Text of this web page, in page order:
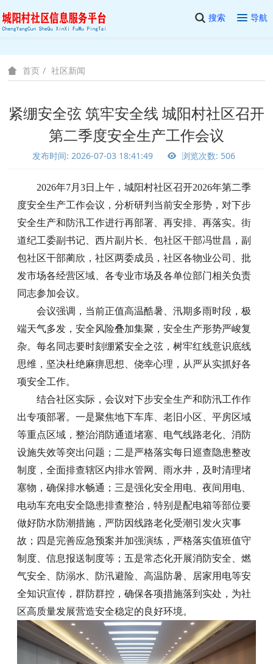
搜索 导航
首页 社区新闻
紧绷安全弦 筑牢安全线 城阳村社区召开
第二季度安全生产工作会议
发布时间: 2026-07-03 18:41:49 浏览次数: 506
2026年7月3日 上午 ，城阳村社区召开2026年第二季
度安全生产工作会议，分析研判当前安全形势， 对下步
安全生产和防汛工作进行再部署、再安排、再落实。街
道纪工委副书记、西片副片长、包社区干部冯世昌，副
包社区干部蔺欣，社区两委成员，社区各物业公司、批
发市场各经营区域、各专业市场及各单位部门相关负责
同志参加会议。
会议强调，当前正值高温酷暑、汛期多雨时段，极
端天气多发，安全风险叠加集聚，安全生产形势严峻复
杂。每名同志要时刻绷紧安全之弦，树牢红线意识底线
思维，坚决杜绝麻痹思想、侥幸心理，从严从实抓好各
项安全工作。
结合社区实际，会议对下步安全生产和防汛工作作
出专项部署。一是聚焦地下车库、老旧小区、平房区域
等重点区域，整治消防通道堵塞、电气线路老化、消防
设施失效等突出问题；二是严格落实每日巡查隐患整改
制度，全面排查辖区内排水管网、雨水井，及时清理堵
塞物，确保排水畅通；三是强化安全用电、夜间用电、
电动车充电安全隐患排查整治，特别是配电箱等部位要
做好防水防潮措施，严防因线路老化受潮引发火灾事
故；四是完善应急预案并加强演练，严格落实值班值守
制度、信息报送制度等；五是常态化开展消防安全、燃
气安全、防溺水、防汛避险、高温防暑、居家用电等安
全知识宣传，群防群控，确保各项措施落到实处，为社
区高质量发展营造安全稳定的良好环境。